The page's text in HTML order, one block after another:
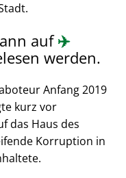
auf✈️
werden.
Anfang 2019
kurz vor
das Haus des
Korruption in